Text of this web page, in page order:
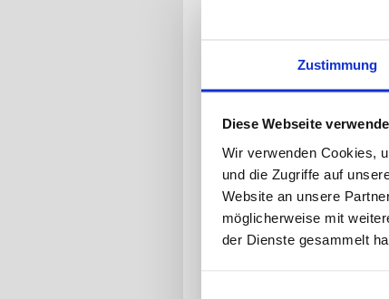
Zustimmung
Diese Webseite
Wir verwenden Cookies,
und die Zugriffe auf
Website an unsere
möglicherweise mit
der Dienste gesammelt
mit dem Bus